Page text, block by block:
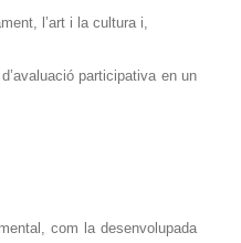
l’art i la cultura i,
participativa en un
com la desenvolupada